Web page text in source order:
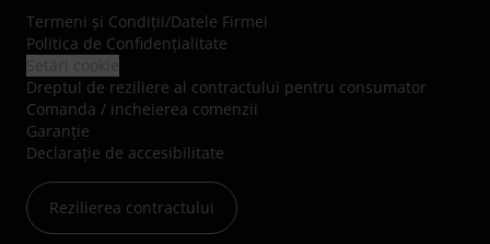
Termeni şi Condiţii/Datele Firmei
Politica de Confidenţialitate
Dreptul de reziliere al contractului pentru consumator
Comanda / incheierea comenzii
Garanție
Declarație de accesibilitate
Rezilierea contractului